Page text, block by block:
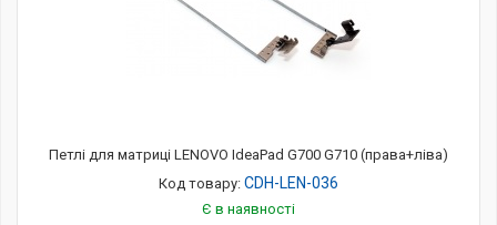
Петлі для матриці LENOVO IdeaPad G700 G710 (права+ліва)
Код товару: CDH-LEN-036
Є в наявності